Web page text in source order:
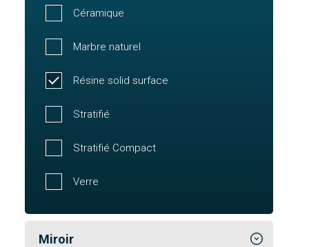
Céramique
Marbre naturel
Résine solid surface
Stratifié
Stratifié Compact
Verre
Miroir